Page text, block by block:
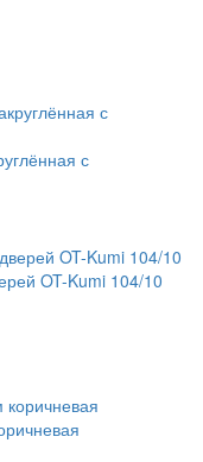
с
OT-Kumi 104/10